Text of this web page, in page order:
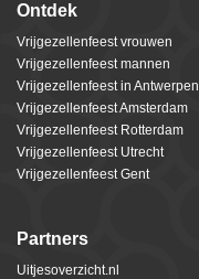
Ontdek
Vrijgezellenfeest vrouwen
Vrijgezellenfeest mannen
Vrijgezellenfeest in Antwerpen
Vrijgezellenfeest Amsterdam
Vrijgezellenfeest Rotterdam
Vrijgezellenfeest Utrecht
Vrijgezellenfeest Gent
Partners
Uitjesoverzicht.nl